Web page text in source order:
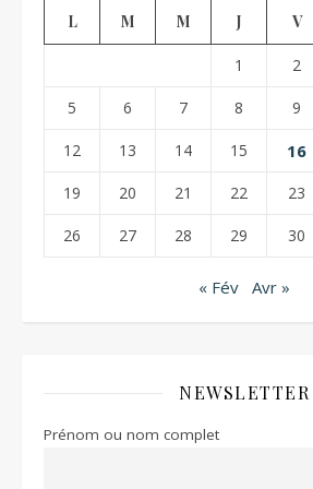
L M M J V
1 2
5 6 7 8 9
12 13 14 15 16
19 20 21 22 23
26 27 28 29 30
« Fév Avr »
NEWSLETTER
Prénom ou nom complet